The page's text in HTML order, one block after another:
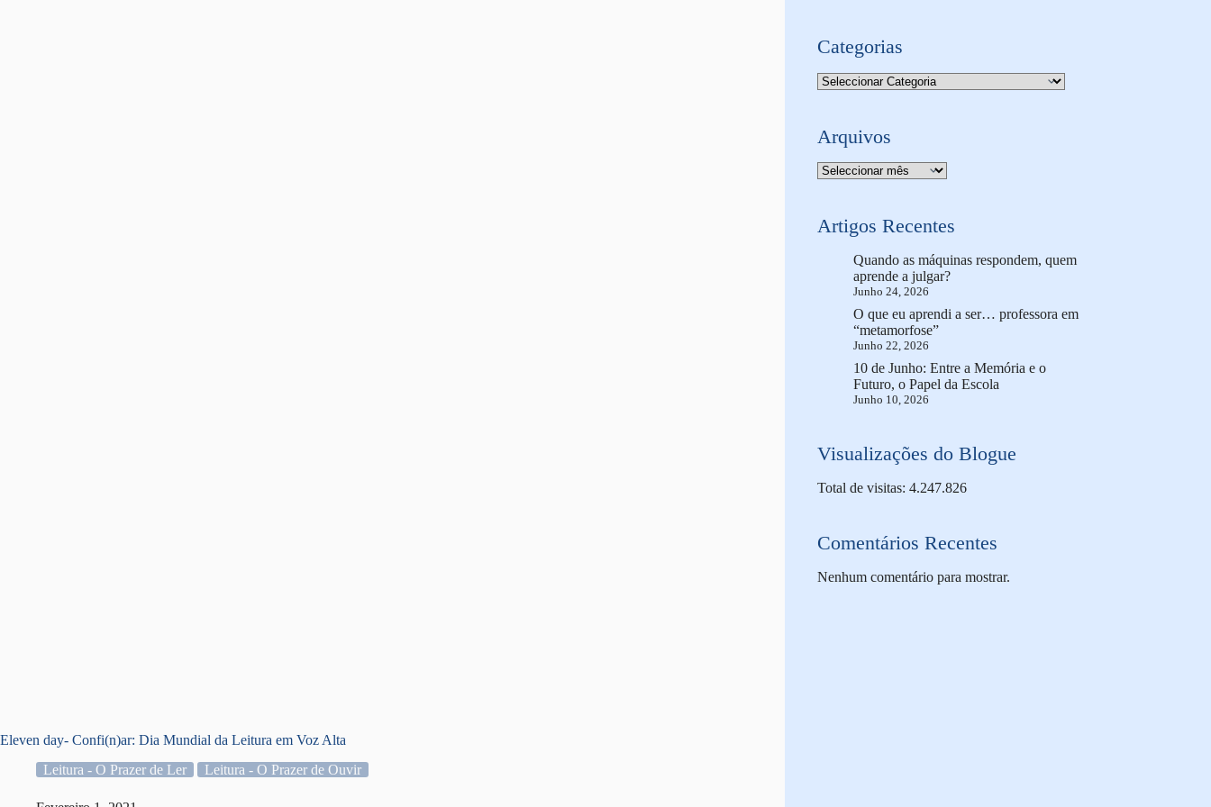
Eleven day- Confi(n)ar: Dia Mundial da Leitura em Voz Alta
Leitura - O Prazer de Ler
Leitura - O Prazer de Ouvir
Categorias
Categorias
Arquivos
Arquivo
Artigos Recentes
Quando as máquinas respondem, quem
aprende a julgar?
Junho 24, 2026
O que eu aprendi a ser… professora em
“metamorfose”
Junho 22, 2026
10 de Junho: Entre a Memória e o
Futuro, o Papel da Escola
Junho 10, 2026
Visualizações do Blogue
Total de visitas: 4.247.826
Comentários Recentes
Nenhum comentário para mostrar.